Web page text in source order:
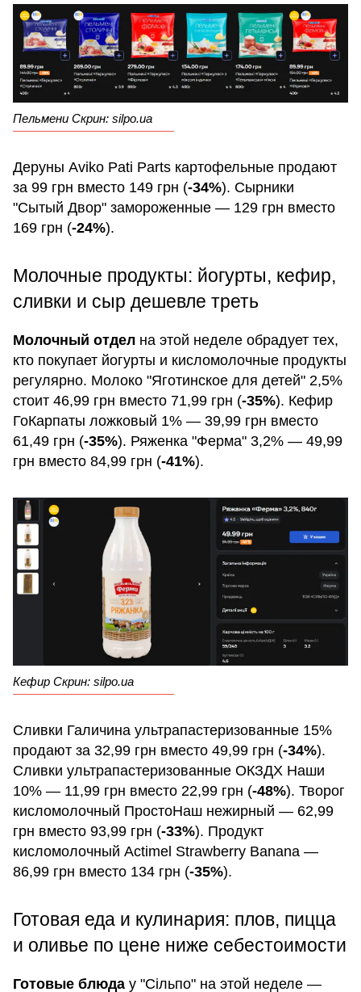
Пельмени Скрин: silpo.ua
Деруны Aviko Pati Parts картофельные продают
за 99 грн вместо 149 грн (-34%). Сырники
"Сытый Двор" замороженные — 129 грн вместо
169 грн (-24%).
Молочные продукты: йогурты, кефир,
сливки и сыр дешевле треть
Молочный отдел на этой неделе обрадует тех,
кто покупает йогурты и кисломолочные продукты
регулярно. Молоко "Яготинское для детей" 2,5%
стоит 46,99 грн вместо 71,99 грн (-35%). Кефир
ГоКарпаты ложковый 1% — 39,99 грн вместо
61,49 грн (-35%). Ряженка "Ферма" 3,2% — 49,99
грн вместо 84,99 грн (-41%).
Кефир Скрин: silpo.ua
Сливки Галичина ультрапастеризованные 15%
продают за 32,99 грн вместо 49,99 грн (-34%).
Сливки ультрапастеризованные ОКЗДХ Наши
10% — 11,99 грн вместо 22,99 грн (-48%). Творог
кисломолочный ПростоНаш нежирный — 62,99
грн вместо 93,99 грн (-33%). Продукт
кисломолочный Actimel Strawberry Banana —
86,99 грн вместо 134 грн (-35%).
Готовая еда и кулинария: плов, пицца
и оливье по цене ниже себестоимости
Готовые блюда у "Сільпо" на этой неделе —